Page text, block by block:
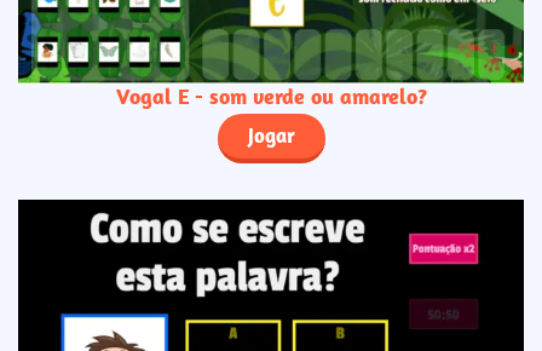
Vogal E - som verde ou amarelo?
Jogar